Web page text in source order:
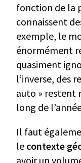
fonction de la
connaissent
exemple, le
énormément
quasiment
l’inverse, des
auto » restent
long de
Il faut
le contexte
avoir un